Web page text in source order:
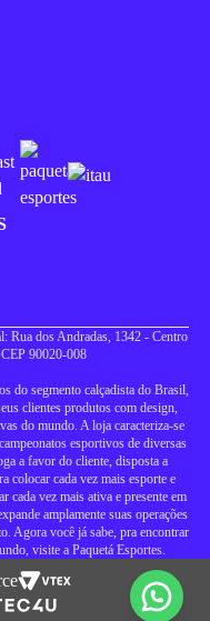
Rua dos Andradas, 1342 - Centro
90020-008
do segmento calçadista do Brasil,
clientes produtos com design,
do mundo. A loja caracteriza-se
esportivos de diversas
a favor do cliente, disposta a
colocar cada vez mais esporte e
cada vez mais ativa e presente em
amplamente suas operações
Agora você já sabe, pra encontrar
visite a Paquetá Esportes.